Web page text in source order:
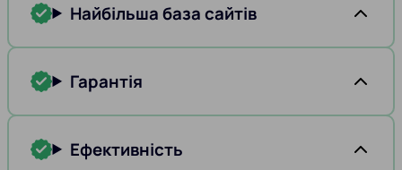
Найбільша база сайтів
Гарантія
Ефективність